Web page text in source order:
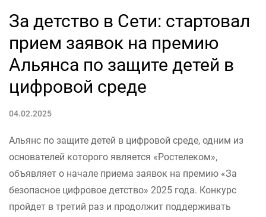
За детство в Сети: стартовал
прием заявок на премию
Альянса по защите детей в
цифровой среде
04.02.2025
Альянс по защите детей в цифровой среде, одним из
основателей которого является «Ростелеком»,
объявляет о начале приема заявок на премию «За
безопасное цифровое детство» 2025 года. Конкурс
пройдет в третий раз и продолжит поддерживать